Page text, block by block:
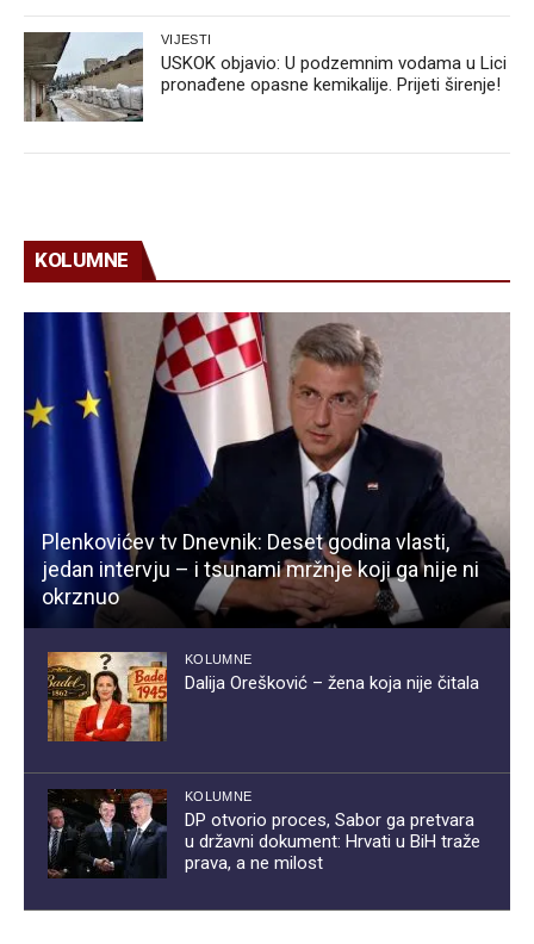
VIJESTI
USKOK objavio: U podzemnim vodama u Lici
pronađene opasne kemikalije. Prijeti širenje!
KOLUMNE
Plenkovićev tv Dnevnik: Deset godina vlasti,
jedan intervju – i tsunami mržnje koji ga nije ni
okrznuo
KOLUMNE
Dalija Orešković – žena koja nije čitala
KOLUMNE
DP otvorio proces, Sabor ga pretvara
u državni dokument: Hrvati u BiH traže
prava, a ne milost